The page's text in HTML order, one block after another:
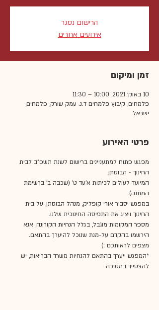
הרישום נסגר
אירועים אחרים
זמן ומיקום
10 באוק׳ 2021, 10:00 – 11:30
פלמחים, קיבוץ פלמחים ד.נ. עמק שורק, פלמחים,
ישראל
פרטי האירוע
מפגש פתוח למתעניינים ברישום לשנת תשפ"ב לבית
החינוך - הבוסתן,
המיועד לעולים לכיתות א'עד ט' (שכבה ב' ברשימת
המתנה).
במפגש יסביר אורי קופליק, מנהל הבוסתן, על בית
החינוך ויציג את התפיסה החינוכית שלנו.
מספר המקומות מוגבל, בגלל הנחיות הקורונה, אנא
הירשמו בהקדם על-מנת שנוכל להיערך בהתאם.
מצפים לראותכם :)
*המפגש ייערך בהתאם להנחיות משרד הבריאות, יש
להצטייד במסיכה.